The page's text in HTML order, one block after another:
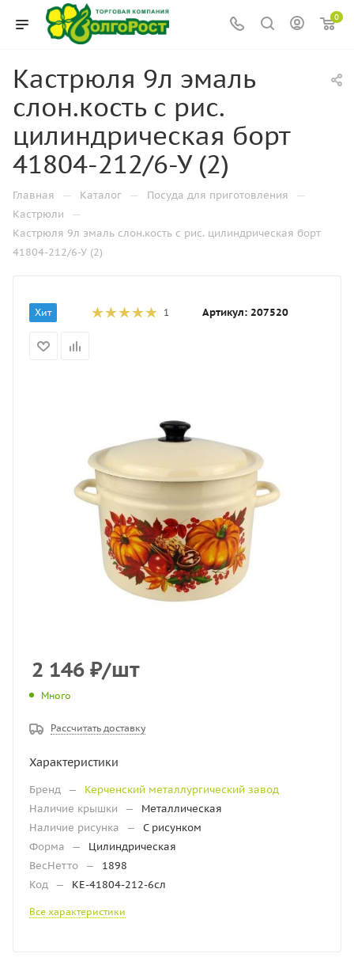
0
Кастрюля 9л эмаль
слон.кость с рис.
цилиндрическая борт
41804-212/6-У (2)
Главная — Каталог — Посуда для приготовления —
Кастрюли —
Кастрюля 9л эмаль слон.кость с рис. цилиндрическая борт
41804-212/6-У (2)
Хит 1 Артикул: 207520
2 146 ₽/шт
Много
Рассчитать доставку
Характеристики
Бренд —
Керченский металлургический завод
Наличие крышки
—
Металлическая
Наличие рисунка
—
С рисунком
Форма
—
Цилиндрическая
ВесНетто —
1898
Код — КЕ-41804-212-6сл
Все характеристики